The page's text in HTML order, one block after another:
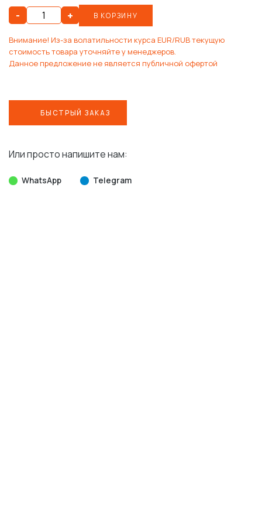
- + В КОРЗИНУ
Внимание! Из-за волатильности курса EUR/RUB текущую
стоимость товара уточняйте у менеджеров.
Данное предложение не является публичной офертой
БЫСТРЫЙ ЗАКАЗ
Или просто напишите нам:
WhatsApp Telegram